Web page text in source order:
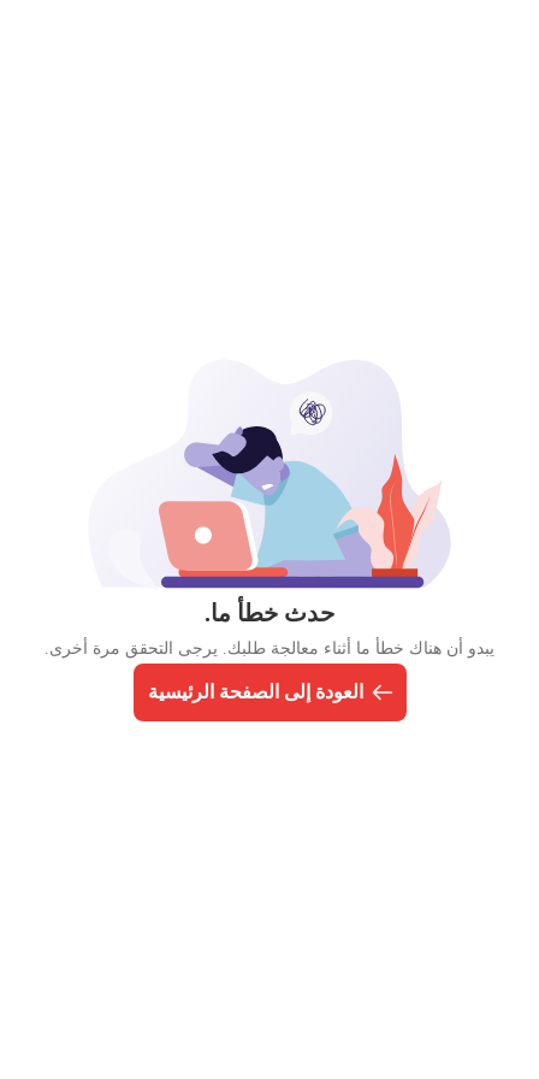
حدث خطأ ما.
يبدو أن هناك خطأ ما أثناء معالجة طلبك. يرجى التحقق مرة أخرى.
العودة إلى الصفحة الرئيسية